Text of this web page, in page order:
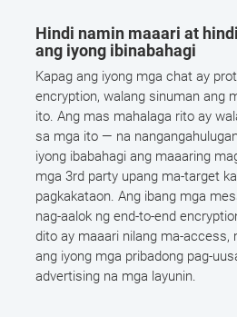
Hindi namin maaari at
ang iyong ibinabahagi
Kapag ang iyong mga chat ay
encryption, walang sinuman ang
ito. Ang mas mahalaga rito ay
sa mga ito — na
iyong ibabahagi ang maaaring
mga 3rd party upang ma-target
pagkakataon. Ang ibang mga
nag-aalok ng end-to-end
dito ay maaari nilang ma-access,
ang iyong mga pribadong pag-
advertising na mga layunin.